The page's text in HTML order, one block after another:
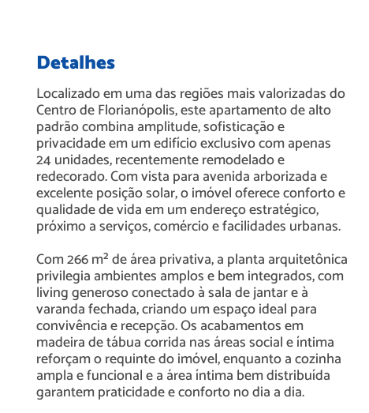
Detalhes
Localizado em uma das regiões mais valorizadas do
Centro de Florianópolis, este apartamento de alto
padrão combina amplitude, sofisticação e
privacidade em um edifício exclusivo com apenas
24 unidades, recentemente remodelado e
redecorado. Com vista para avenida arborizada e
excelente posição solar, o imóvel oferece conforto e
qualidade de vida em um endereço estratégico,
próximo a serviços, comércio e facilidades urbanas.
Com 266 m² de área privativa, a planta arquitetônica
privilegia ambientes amplos e bem integrados, com
living generoso conectado à sala de jantar e à
varanda fechada, criando um espaço ideal para
convivência e recepção. Os acabamentos em
madeira de tábua corrida nas áreas social e íntima
reforçam o requinte do imóvel, enquanto a cozinha
ampla e funcional e a área íntima bem distribuída
garantem praticidade e conforto no dia a dia.